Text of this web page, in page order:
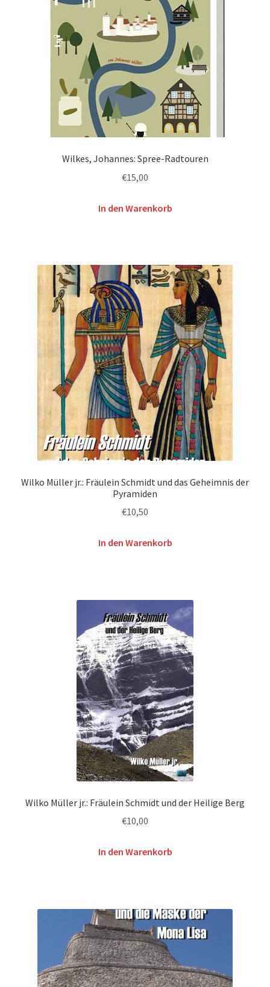
Wilkes, Johannes: Spree-Radtouren
€15,00
In den Warenkorb
Wilko Müller jr.: Fräulein Schmidt und das Geheimnis der
Pyramiden
€10,50
In den Warenkorb
Wilko Müller jr.: Fräulein Schmidt und der Heilige Berg
€10,00
In den Warenkorb